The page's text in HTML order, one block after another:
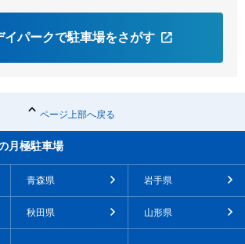
イパークで駐車場をさがす
ページ上部へ戻る
月極駐車場
青森県 岩手県
秋田県 山形県